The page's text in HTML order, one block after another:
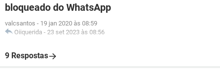
bloqueado do WhatsApp
valcsantos - 19 jan 2020 às 08:59
Oiiquerida - 23 set 2023 às 08:56
9 Respostas